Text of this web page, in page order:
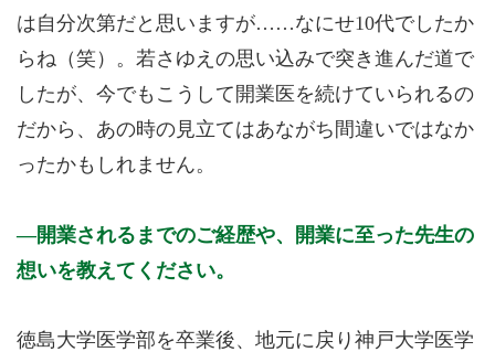
は自分次第だと思いますが……なにせ10代でしたか
らね（笑）。若さゆえの思い込みで突き進んだ道で
したが、今でもこうして開業医を続けていられるの
だから、あの時の見立てはあながち間違いではなか
ったかもしれません。
開業されるまでのご経歴や、開業に至った先生の
想いを教えてください。
徳島大学医学部を卒業後、地元に戻り神戸大学医学